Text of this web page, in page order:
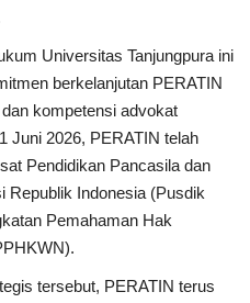
Universitas Tanjungpura ini
berkelanjutan PERATIN
kompetensi advokat
Juni 2026, PERATIN telah
Pendidikan Pancasila dan
Republik Indonesia (Pusdik
Pemahaman Hak
tersebut, PERATIN terus